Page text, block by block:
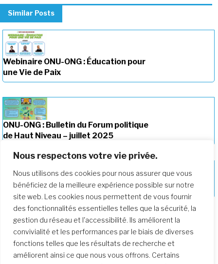
Nous respectons votre vie privée.
Nous utilisons des cookies pour nous assurer que vous
bénéficiez de la meilleure expérience possible sur notre
site web. Les cookies nous permettent de vous fournir
des fonctionnalités essentielles telles que la sécurité, la
gestion du réseau et l'accessibilité. Ils améliorent la
convivialité et les performances par le biais de diverses
fonctions telles que les résultats de recherche et
améliorent ainsi ce que nous vous offrons. Certains
Similar Posts
Webinaire ONU-ONG : Éducation pour
une Vie de Paix
ONU-ONG : Bulletin du Forum politique
de Haut Niveau – juillet 2025
ONU-ONG: Préparation des futures
conférences